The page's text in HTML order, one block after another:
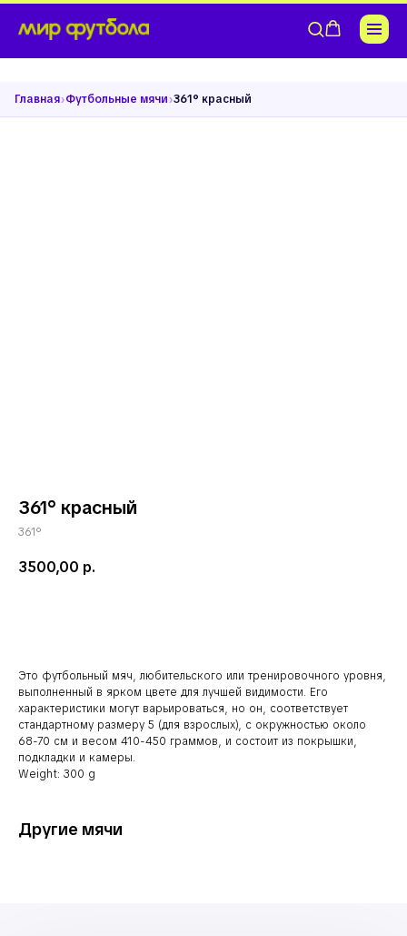
Главная›Футбольные мячи›361° красный
361° красный
361°
3500,00 р.
Это футбольный мяч, любительского или тренировочного уровня,
выполненный в ярком цвете для лучшей видимости. Его
характеристики могут варьироваться, но он, соответствует
стандартному размеру 5 (для взрослых), с окружностью около
68-70 см и весом 410-450 граммов, и состоит из покрышки,
подкладки и камеры.
Weight: 300 g
Другие мячи